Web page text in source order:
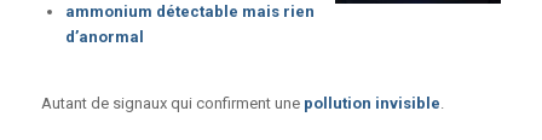
ammonium détectable mais rien
d’anormal
Autant de signaux qui confirment une pollution invisible